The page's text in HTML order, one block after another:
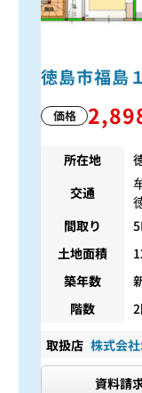
徳島市福島
価格
所在地
交通
間取り
土地面積
築年数
階数
取扱店 株式会
資料請